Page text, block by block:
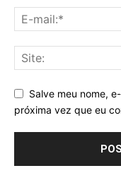
Salve meu nome,
próxima vez que eu